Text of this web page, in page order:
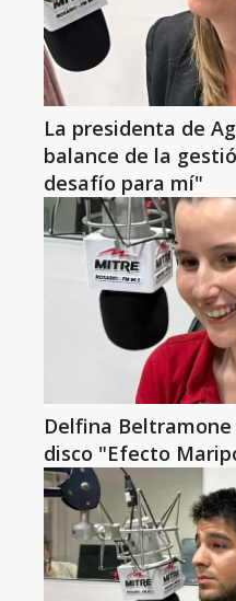
La presidenta de
balance de la
desafío para mí"
Delfina
disco "Efecto